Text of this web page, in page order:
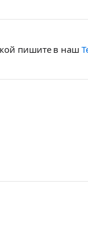
пишите в наш